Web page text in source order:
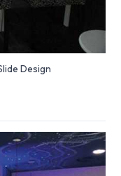
Design